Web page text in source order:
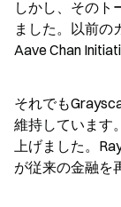
しかし、そのト
ました。以前の
Aave Chan
それでも
維持しています
上げました。
が従来の金融を